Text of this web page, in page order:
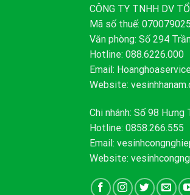
CÔNG TY TNHH DV
Mã số thuế:
Văn phòng: Số 294
Hotline: 088.6226.000
Email:
Website:
Chi nhánh: Số 98 Hưng
Hotline: 0858.266.555
Email:
Website: